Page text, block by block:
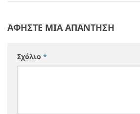
ΑΦΉΣΤΕ ΜΙΑ ΑΠΆΝΤΗΣΗ
Σχόλιο *